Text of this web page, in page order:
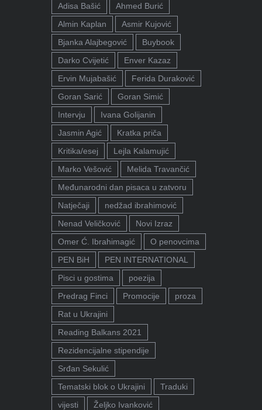
Adisa Bašić
Ahmed Burić
Almin Kaplan
Asmir Kujović
Bjanka Alajbegović
Buybook
Darko Cvijetić
Enver Kazaz
Ervin Mujabašić
Ferida Duraković
Goran Sarić
Goran Simić
Intervju
Ivana Golijanin
Jasmin Agić
Kratka priča
Kritika/esej
Lejla Kalamujić
Marko Vešović
Melida Travančić
Međunarodni dan pisaca u zatvoru
Natječaji
nedžad ibrahimović
Nenad Veličković
Novi Izraz
Omer Ć. Ibrahimagić
O penovcima
PEN BiH
PEN INTERNATIONAL
Pisci u gostima
poezija
Predrag Finci
Promocije
proza
Rat u Ukrajini
Reading Balkans 2021
Rezidencijalne stipendije
Srđan Sekulić
Tematski blok o Ukrajini
Traduki
vijesti
Željko Ivanković